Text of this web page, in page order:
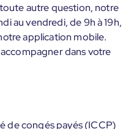
autre question, notre
au vendredi, de 9h à 19h,
application mobile.
dans votre
de congés payés (ICCP)